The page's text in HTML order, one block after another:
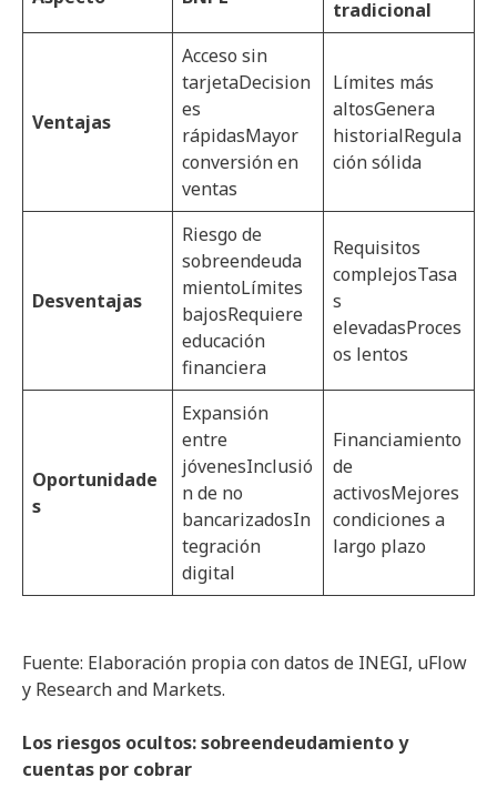
tradicional
Ventajas
Acceso sin
tarjetaDecision
es
rápidasMayor
conversión en
ventas
Límites más
altosGenera
historialRegula
ción sólida
Desventajas
Riesgo de
sobreendeuda
mientoLímites
bajosRequiere
educación
financiera
Requisitos
complejosTasa
s
elevadasProces
os lentos
Oportunidade
s
Expansión
entre
jóvenesInclusió
n de no
bancarizadosIn
tegración
digital
Financiamiento
de
activosMejores
condiciones a
largo plazo
Fuente: Elaboración propia con datos de INEGI, uFlow
y Research and Markets.
Los riesgos ocultos: sobreendeudamiento y
cuentas por cobrar